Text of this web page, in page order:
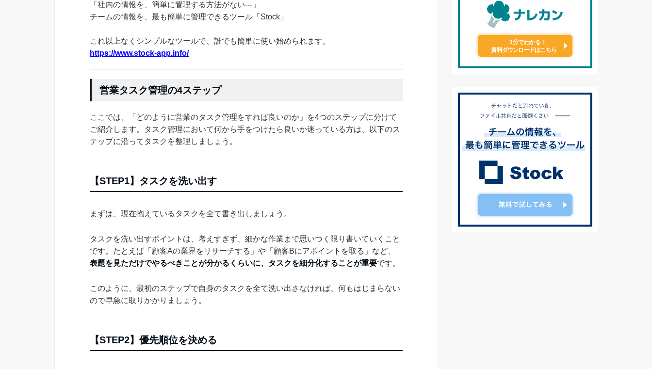
「社内の情報を、簡単に管理する方法がない---」
チームの情報を、最も簡単に管理できるツール「Stock」
これ以上なくシンプルなツールで、誰でも簡単に使い始められます。
https://www.stock-app.info/
営業タスク管理の4ステップ
ここでは、「どのように営業のタスク管理をすれば良いのか」を4つのステップに分けて
ご紹介します。タスク管理において何から手をつけたら良いか迷っている方は、以下のス
テップに沿ってタスクを整理しましょう。
【STEP1】タスクを洗い出す
まずは、現在抱えているタスクを全て書き出しましょう。
タスクを洗い出すポイントは、考えすぎず、細かな作業まで思いつく限り書いていくこと
です。たとえば「顧客Aの業界をリサーチする」や「顧客Bにアポイントを取る」など、
表題を見ただけでやるべきことが分かるくらいに、タスクを細分化することが重要です。
このように、最初のステップで自身のタスクを全て洗い出さなければ、何もはじまらない
ので早急に取りかかりましょう。
【STEP2】優先順位を決める